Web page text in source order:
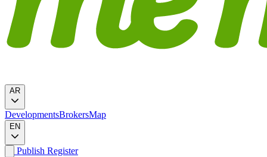
AR
DevelopmentsBrokersMap
EN
Publish Register